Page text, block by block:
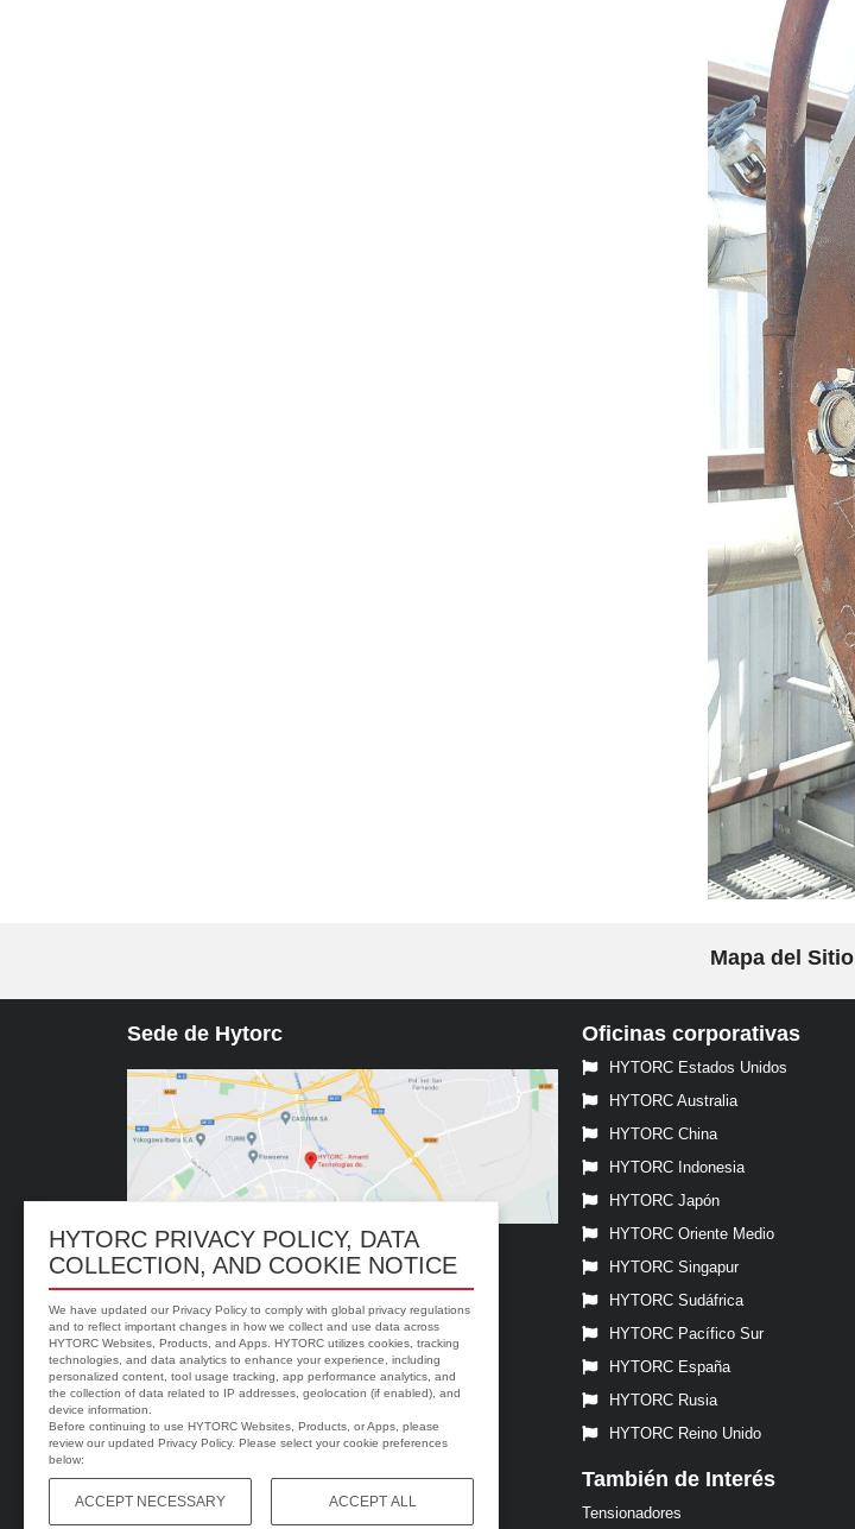
HYTORC PRIVACY POLICY, DATA
COLLECTION, AND COOKIE NOTICE
We have updated our Privacy Policy to comply with global privacy regulations
and to reflect important changes in how we collect and use data across
HYTORC Websites, Products, and Apps. HYTORC utilizes cookies, tracking
technologies, and data analytics to enhance your experience, including
personalized content, tool usage tracking, app performance analytics, and
the collection of data related to IP addresses, geolocation (if enabled), and
device information.
Before continuing to use HYTORC Websites, Products, or Apps, please
review our updated Privacy Policy. Please select your cookie preferences
below:
ACCEPT NECESSARY ACCEPT ALL
Mapa del Sitio
Sede de Hytorc
Av. de las Américas, 4, 28823 Coslada, Madrid, Spain
+34 91 744 0355
alvaro@HYTORC.es
Condiciones del Sitio
Oficinas corporativas
HYTORC Estados Unidos
HYTORC Australia
HYTORC China
HYTORC Indonesia
HYTORC Japón
HYTORC Oriente Medio
HYTORC Singapur
HYTORC Sudáfrica
HYTORC Pacífico Sur
HYTORC España
HYTORC Rusia
HYTORC Reino Unido
También de Interés
Tensionadores